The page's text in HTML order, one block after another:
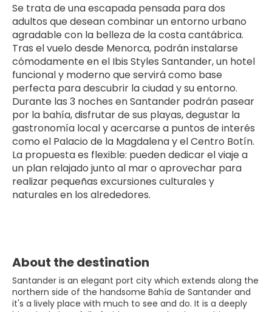
Se trata de una escapada pensada para dos
adultos que desean combinar un entorno urbano
agradable con la belleza de la costa cantábrica.
Tras el vuelo desde Menorca, podrán instalarse
cómodamente en el Ibis Styles Santander, un hotel
funcional y moderno que servirá como base
perfecta para descubrir la ciudad y su entorno.
Durante las 3 noches en Santander podrán pasear
por la bahía, disfrutar de sus playas, degustar la
gastronomía local y acercarse a puntos de interés
como el Palacio de la Magdalena y el Centro Botín.
La propuesta es flexible: pueden dedicar el viaje a
un plan relajado junto al mar o aprovechar para
realizar pequeñas excursiones culturales y
naturales en los alrededores.
About the destination
Santander is an elegant port city which extends along the
northern side of the handsome Bahía de Santander and
it's a lively place with much to see and do. It is a deeply